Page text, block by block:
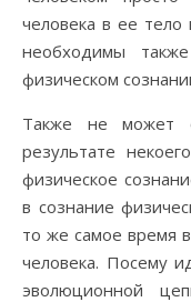
человека в ее
необходимы
физическом
Также не может
результате
физическое
в сознание
то же самое время
человека. Посему
эволюционной